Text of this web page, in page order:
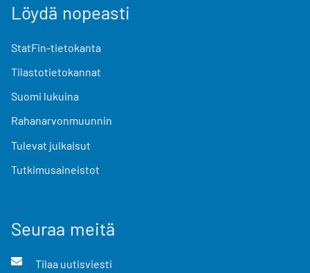
Löydä nopeasti
StatFin-tietokanta
Tilastotietokannat
Suomi lukuina
Rahanarvonmuunnin
Tulevat julkaisut
Tutkimusaineistot
Seuraa meitä
Tilaa uutisviesti